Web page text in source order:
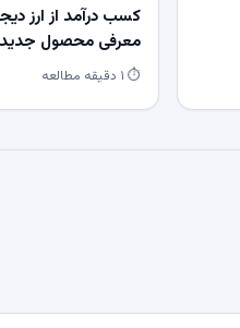
کسب درآمد از ارز
معرفی محصول
⏱ ۱ دقیقه مطالعه